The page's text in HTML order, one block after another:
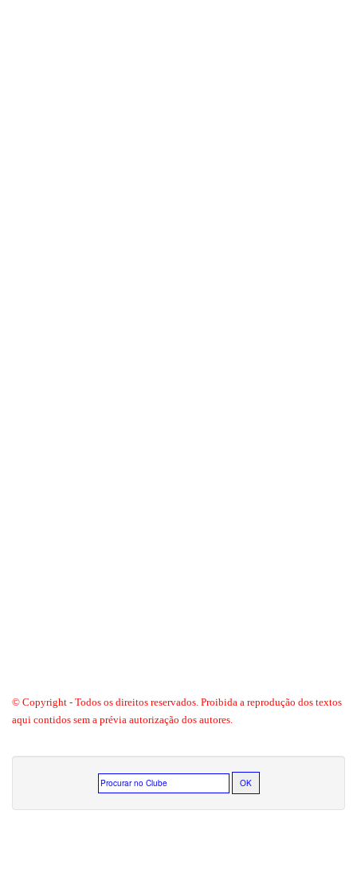
© Copyright - Todos os direitos reservados. Proibida a reprodução dos textos
aqui contidos sem a prévia autorização dos autores.